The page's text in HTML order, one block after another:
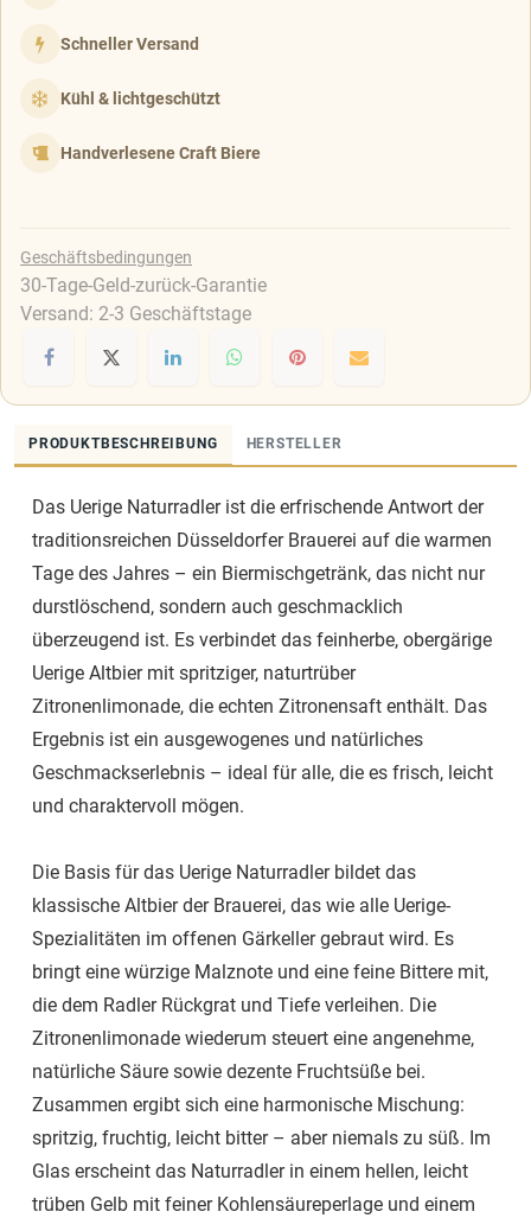
Schneller Versand
Kühl & lichtgeschützt
Handverlesene Craft Biere
Geschäftsbedingungen
30-Tage-Geld-zurück-Garantie
Versand: 2-3 Geschäftstage
PRODUKTBESCHREIBUNG HERSTELLER
Das Uerige Naturradler ist die erfrischende Antwort der
traditionsreichen Düsseldorfer Brauerei auf die warmen
Tage des Jahres – ein Biermischgetränk, das nicht nur
durstlöschend, sondern auch geschmacklich
überzeugend ist. Es verbindet das feinherbe, obergärige
Uerige Altbier mit spritziger, naturtrüber
Zitronenlimonade, die echten Zitronensaft enthält. Das
Ergebnis ist ein ausgewogenes und natürliches
Geschmackserlebnis – ideal für alle, die es frisch, leicht
und charaktervoll mögen.
Die Basis für das Uerige Naturradler bildet das
klassische Altbier der Brauerei, das wie alle Uerige-
Spezialitäten im offenen Gärkeller gebraut wird. Es
bringt eine würzige Malznote und eine feine Bittere mit,
die dem Radler Rückgrat und Tiefe verleihen. Die
Zitronenlimonade wiederum steuert eine angenehme,
natürliche Säure sowie dezente Fruchtsüße bei.
Zusammen ergibt sich eine harmonische Mischung:
spritzig, fruchtig, leicht bitter – aber niemals zu süß. Im
Glas erscheint das Naturradler in einem hellen, leicht
trüben Gelb mit feiner Kohlensäureperlage und einem